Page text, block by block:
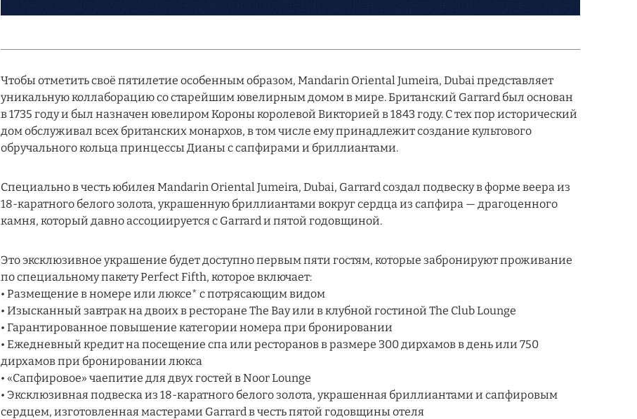
Чтобы отметить своё пятилетие особенным образом, Mandarin Oriental Jumeira, Dubai представляет
уникальную коллаборацию со старейшим ювелирным домом в мире. Британский Garrard был основан
в 1735 году и был назначен ювелиром Короны королевой Викторией в 1843 году. С тех пор исторический
дом обслуживал всех британских монархов, в том числе ему принадлежит создание культового
обручального кольца принцессы Дианы с сапфирами и бриллиантами.
Специально в честь юбилея Mandarin Oriental Jumeira, Dubai, Garrard создал подвеску в форме веера из
18-каратного белого золота, украшенную бриллиантами вокруг сердца из сапфира — драгоценного
камня, который давно ассоциируется с Garrard и пятой годовщиной.
Это эксклюзивное украшение будет доступно первым пяти гостям, которые забронируют проживание
по специальному пакету Perfect Fifth, которое включает:
• Размещение в номере или люксе* с потрясающим видом
• Изысканный завтрак на двоих в ресторане The Bay или в клубной гостиной The Club Lounge
• Гарантированное повышение категории номера при бронировании
• Ежедневный кредит на посещение спа или ресторанов в размере 300 дирхамов в день или 750
дирхамов при бронировании люкса
• «Сапфировое» чаепитие для двух гостей в Noor Lounge
• Эксклюзивная подвеска из 18-каратного белого золота, украшенная бриллиантами и сапфировым
сердцем, изготовленная мастерами Garrard в честь пятой годовщины отеля